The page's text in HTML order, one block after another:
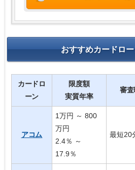
おすすめカードロ
カードロ
ーン
限度額
実質年率
審査
アコム
1万円 ～ 800
万円
2.4％ ～
17.9％
最短20